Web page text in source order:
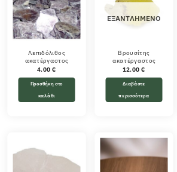
Λεπιδόλιθος
ακατέργαστος
4.00 €
Προσθήκη στο
καλάθι
ΕΞΑΝΤΛΗΜΈΝΟ
Βρουσίτης
ακατέργαστος
12.00€
Διαβάστε
περισσότερα